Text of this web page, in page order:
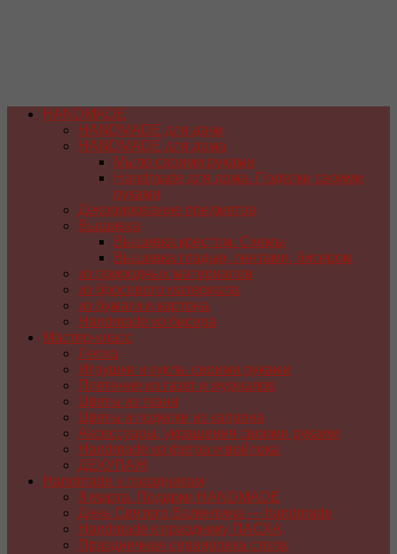
HANDMADE
HANDMADE для дачи
HANDMADE для дома
Мыло своими руками
Handmade для дома. Поделки своими
руками
Декорирование предметов
Вышивка
Вышивка крестом. Схемы
Вышивка гладью, лентами, бисером
из природных материалов
из бросового материала
из бумаги и картона
Handmade из бисера
Мастер-класс
Лепка
Игрушки и куклы своими руками
Плетение из газет и журналов
Цветы из ткани
Цветы и поделки из капрона
Аксессуары, украшения своими руками
Handmade из фетра и войлока
ДЕКУПАЖ
Handmade к праздникам
8 марта. Подарки HANDMADE
День Святого Валентина — handmade
Handmade к празднику ПАСХA
Праздничная сервировка стола